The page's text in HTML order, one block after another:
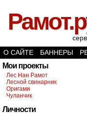
О САЙТЕ
БАННЕРЫ
Мои проекты
Лес Нан Рамот
Лесной свинарник
Оригами
Чуланчик
Личности